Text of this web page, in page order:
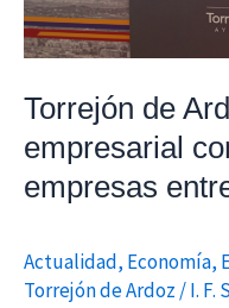
Torrejón de
empresarial
empresas
Actualidad, Economía,
Torrejón de Ardoz /I. F.
1.300
nuevas
empresas
entre
2023
y